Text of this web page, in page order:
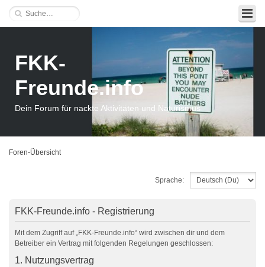
FKK-
Freunde.info
Dein Forum für nackte Aktivitäten und Naturismus
Foren-Übersicht
Sprache:
FKK-Freunde.info - Registrierung
Mit dem Zugriff auf „FKK-Freunde.info“ wird zwischen dir und dem
Betreiber ein Vertrag mit folgenden Regelungen geschlossen:
1. Nutzungsvertrag